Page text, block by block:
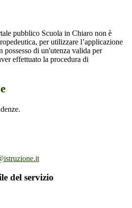
pubblico Scuola in Chiaro non è
per utilizzare l’applicazione
possesso di un'utenza valida per
effettuato la procedura di
del servizio